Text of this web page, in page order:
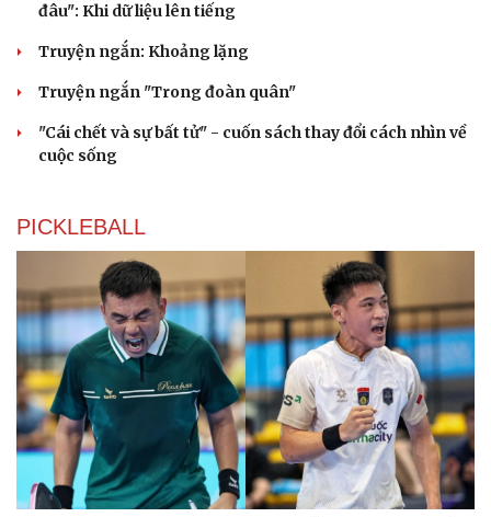
đâu": Khi dữ liệu lên tiếng
Truyện ngắn: Khoảng lặng
Truyện ngắn "Trong đoàn quân"
"Cái chết và sự bất tử" - cuốn sách thay đổi cách nhìn về
cuộc sống
PICKLEBALL